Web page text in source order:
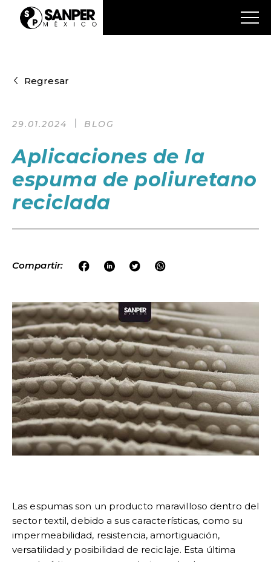
Regresar
29.01.2024 BLOG
Aplicaciones de la
espuma de poliuretano
reciclada
Compartir:
Las espumas son un producto maravilloso dentro del
sector textil, debido a sus características, como su
impermeabilidad, resistencia, amortiguación,
versatilidad y posibilidad de reciclaje. Esta última